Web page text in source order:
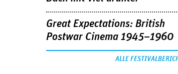
Great Expectations: British
Postwar Cinema 1945–1960
ALLE